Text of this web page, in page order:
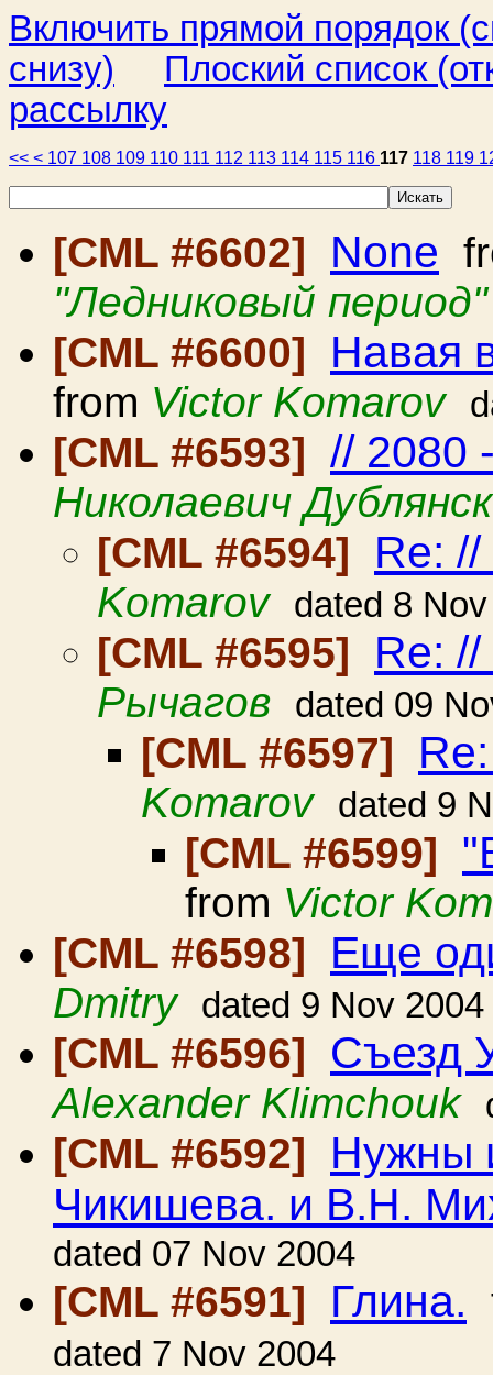
Включить прямой порядок
снизу)
Плоский список
рассылку
<< < 107 108 109 110 111 112 113 114 115 116 117 118 119
[CML #6602] None
"Ледниковый период"
[CML #6600]
Навая
from Victor Komarov
[CML #6593] // 2080
Николаевич
[CML #6594]
Re:
Komarov dated 8
[CML #6595] Re:
Рычагов dated 09
[CML #6597]
Komarov dated 9
[CML #6599]
from Victor
[CML #6598]
Еще
Dmitry dated 9 Nov 2004
[CML #6596] Съезд
Alexander Klimchouk
[CML #6592] Нужны
Чикишева. и В.Н.
dated 07 Nov 2004
[CML #6591] Глина.
dated 7 Nov 2004